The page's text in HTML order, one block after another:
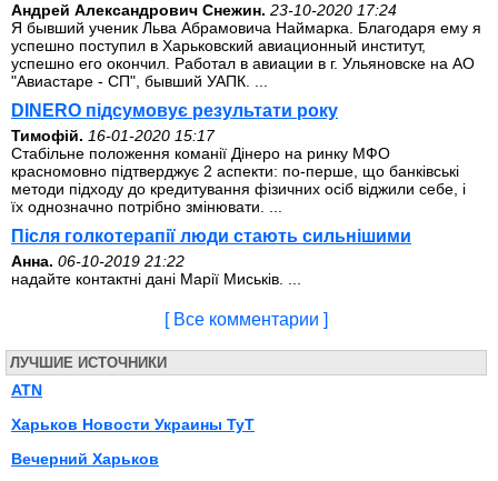
Андрей Александрович Снежин. 23-10-2020 17:24
Я бывший ученик Льва Абрамовича Наймарка. Благодаря ему я
успешно поступил в Харьковский авиационный институт,
успешно его окончил. Работал в авиации в г. Ульяновске на АО
"Авиастаре - СП", бывший УАПК. ...
DINERO підсумовує результати року
Тимофій. 16-01-2020 15:17
Стабільне положення команії Дінеро на ринку МФО
красномовно підтверджує 2 аспекти: по-перше, що банківські
методи підходу до кредитування фізичних осіб віджили себе, і
їх однозначно потрібно змінювати. ...
Після голкотерапії люди стають сильнішими
Анна. 06-10-2019 21:22
надайте контактні дані Марії Миськів. ...
[ Все комментарии ]
ЛУЧШИЕ ИСТОЧНИКИ
ATN
Харьков Новости Украины ТуТ
Вечерний Харьков